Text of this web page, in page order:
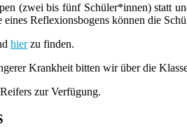
(zwei bis fünf Schüler*innen) statt
Reflexionsbogens können die
hierzu finden.
Krankheit bitten wir über die
zur Verfügung.